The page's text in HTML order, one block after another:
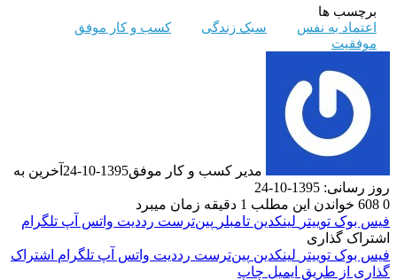
برچسب ها
اعتماد به نفس
سبک زندگی
کسب و کار موفق
موفقیت
مدیر کسب و کار موفق1395-10-24
آخرین به
روز رسانی: 1395-10-24
0
خواندن این مطلب 1 دقیقه زمان میبرد
فیس بوک توییتر لینکدین ‫تامبلر ‫پین‌ترست ‫رددیت واتس آپ تلگرام
اشتراک گذاری
فیس بوک توییتر لینکدین ‫پین‌ترست ‫رددیت واتس آپ تلگرام اشتراک
گذاری از طریق ایمیل چاپ